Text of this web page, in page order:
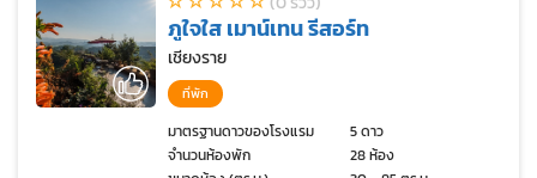
ภูใจใส เมาน์เทน รีสอร์ท
เชียงราย
ที่พัก
มาตรฐานดาวของโรงแรม
5 ดาว
จำนวนห้องพัก
28 ห้อง